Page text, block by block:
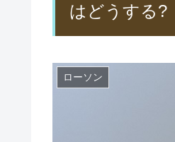
はどうする?
ローソン